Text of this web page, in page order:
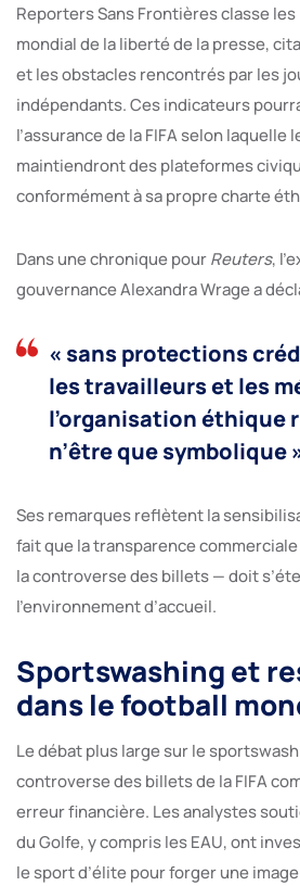
Reporters Sans Frontières classe les
mondial de la liberté de la presse,
et les obstacles rencontrés par les
indépendants. Ces indicateurs
l’assurance de la FIFA selon laquelle
maintiendront des plateformes
conformément à sa propre charte
Dans une chronique pourReuters,
gouvernance Alexandra Wrage a
« sans protections
les travailleurs et les
l’organisation éthique
n’être que symbolique
Ses remarques reflètent la
fait que la transparence
la controverse des billets — doit
l’environnement d’accueil.
Sportswashing et
dans le football
Le débat plus large sur le
controverse des billets de la FIFA
erreur financière. Les analystes
du Golfe, y compris les EAU, ont
le sport d’élite pour forger une